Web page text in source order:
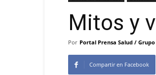
Mitos y
Por Portal Prensa Salud /
Compartir en Facebook